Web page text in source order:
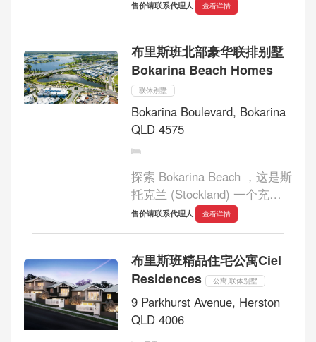
地块及周边环境和谐共生的杰
映，强劲的线条与柔和的曲线
巧妙融...
售价请联系代理人 查看详情
布里斯班北部豪华联排别墅
Bokarina Beach Homes
联体别墅
Bokarina Boulevard, Bokarina
QLD 4575
探索 Bokarina Beach ，这是斯
托克兰 (Stockland) 一个充满
活力的社区，附近有学校、娱
乐中心、公园和交通设施。如
屡获殊荣的社区的精彩生活
吧！ Bokarina Bea...
售价请联系代理人 查看详情
布里斯班精品住宅公寓Ciel
Residences
公寓,联体别墅
9 Parkhurst Avenue, Herston
QLD 4006